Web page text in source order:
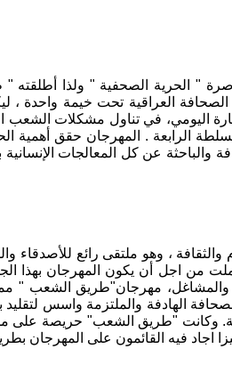
" الحرية الصحفية " ولذا
العراقية تحت خيمة واحدة ،
اليومي، في تناول مشكلات الشعب
الرابعة . المهرجان حقق أهمية
عن كل المعالجات
، وهو ملتقى رائع للأصدقاء
من اجل أن يكون المهرجان بهذا
والمشاغل، مهرجان"طريق الشعب "
الهادفة والملتزمة واسس
وكانت "طريق الشعب" حريصة على